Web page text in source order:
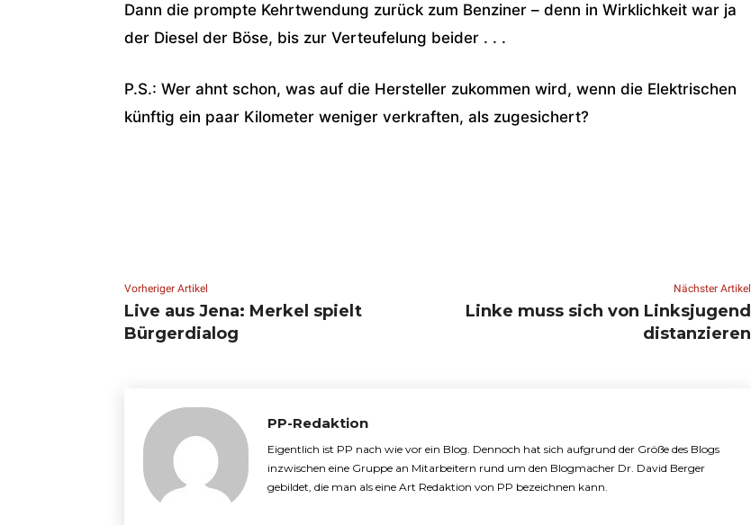
Dann die prompte Kehrtwendung zurück zum Benziner – denn in Wirklichkeit war ja
der Diesel der Böse, bis zur Verteufelung beider . . .
P.S.: Wer ahnt schon, was auf die Hersteller zukommen wird, wenn die Elektrischen
künftig ein paar Kilometer weniger verkraften, als zugesichert?
Vorheriger Artikel
Live aus Jena: Merkel spielt
Bürgerdialog
Nächster Artikel
Linke muss sich von Linksjugend
distanzieren
PP-Redaktion
Eigentlich ist PP nach wie vor ein Blog. Dennoch hat sich aufgrund der Größe des Blogs
inzwischen eine Gruppe an Mitarbeitern rund um den Blogmacher Dr. David Berger
gebildet, die man als eine Art Redaktion von PP bezeichnen kann.